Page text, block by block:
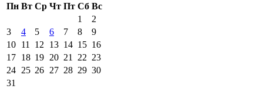
Пн Вт Ср Чт Пт Сб Вс
1
2
3
4 5 6 7 8
9
10 11 12 13 14 15 16
17 18 19 20 21 22 23
24 25 26 27 28 29 30
31